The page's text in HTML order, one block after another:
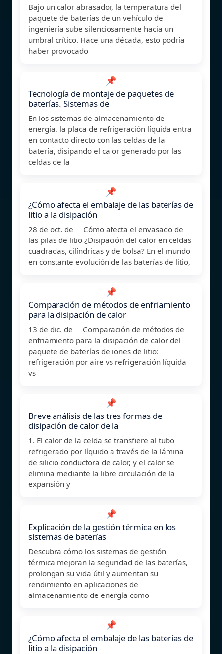
Bajo un calor abrasador, la temperatura del
paquete de baterías de un vehículo de
ingeniería sube silenciosamente hacia un
umbral crítico. Hace una década, esto podría
haber provocado
📌
Tecnología de montaje de paquetes de
baterías. Sistemas de
En los sistemas de almacenamiento de
energía, la placa de refrigeración líquida entra
en contacto directo con las celdas de la
batería, disipando el calor generado por las
celdas de la
📌
¿Cómo afecta el embalaje de las baterías de
litio a la disipación
28 de oct. de Cómo afecta el envasado de
las pilas de litio ¿Disipación del calor en celdas
cuadradas, cilíndricas y de bolsa? En el mundo
en constante evolución de las baterías de litio,
📌
Comparación de métodos de enfriamiento
para la disipación de calor
13 de dic. de Comparación de métodos de
enfriamiento para la disipación de calor del
paquete de baterías de iones de litio:
refrigeración por aire vs refrigeración líquida
vs
📌
Breve análisis de las tres formas de
disipación de calor de la
1. El calor de la celda se transfiere al tubo
refrigerado por líquido a través de la lámina
de silicio conductora de calor, y el calor se
elimina mediante la libre circulación de la
expansión y
📌
Explicación de la gestión térmica en los
sistemas de baterías
Descubra cómo los sistemas de gestión
térmica mejoran la seguridad de las baterías,
prolongan su vida útil y aumentan su
rendimiento en aplicaciones de
almacenamiento de energía como
📌
¿Cómo afecta el embalaje de las baterías de
litio a la disipación